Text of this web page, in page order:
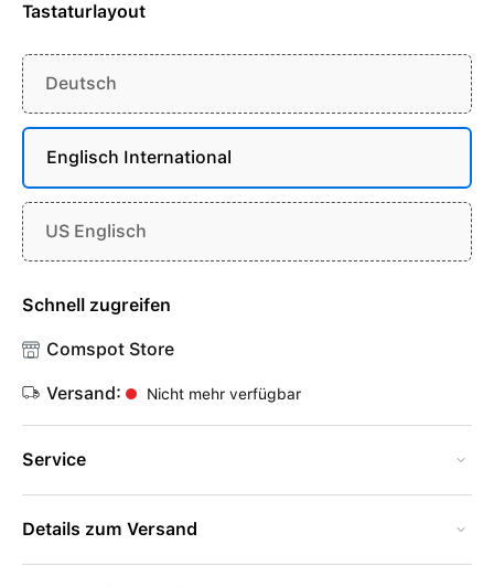
Tastaturlayout
Deutsch
Englisch International
US Englisch
Schnell zugreifen
Comspot Store
Versand: Nicht mehr verfügbar
Service
Details zum Versand